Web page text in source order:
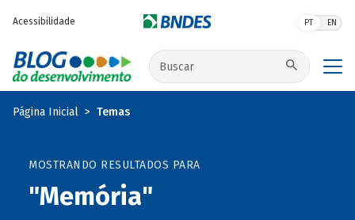
Acessibilidade PT EN
Buscar no site
Página Inicial Temas
MOSTRANDO RESULTADOS PARA
"Memória"